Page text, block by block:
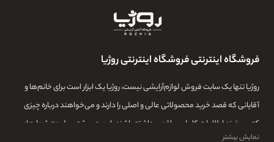
فروشگاه اینترنتی فروشگاه اینترنتی روژیا
روژیا تنها یک سایت فروش لوازم‌آرایشی نیست، روژیا یک ابزار است برای خانم‌ها و
آقایانی که قصد خرید محصولاتی عالی و اصلی را دارند و می‌خواهند درباره چیزی
که می‌خرند اطلاعات کامل و واقعی داشته باشند. این همیشه سرلوحه شعارهای
نمایش بیشتر